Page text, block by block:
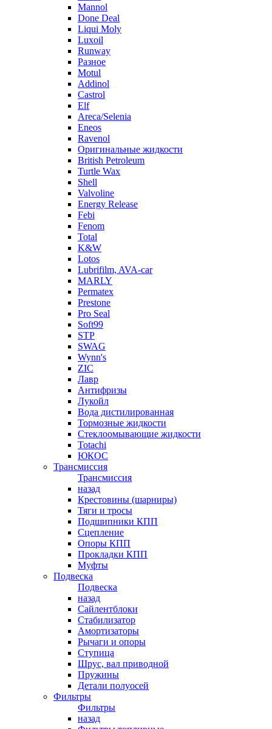
Mannol
Done Deal
Liqui Moly
Luxoil
Runway
Разное
Motul
Addinol
Castrol
Elf
Areca/Selenia
Eneos
Ravenol
Оригинальные жидкости
British Petroleum
Turtle Wax
Shell
Valvoline
Energy Release
Febi
Fenom
Total
K&W
Lotos
Lubrifilm, AVA-car
MARLY
Permatex
Prestone
Pro Seal
Soft99
STP
SWAG
Wynn's
ZIC
Лавр
Антифризы
Лукойл
Вода дистилированная
Тормозные жидкости
Стеклоомывающие жидкости
Totachi
ЮКОС
Трансмиссия
Трансмиссия
назад
Крестовины (шарниры)
Тяги и тросы
Подшипники КПП
Сцепление
Опоры КПП
Прокладки КПП
Муфты
Подвеска
Подвеска
назад
Сайлентблоки
Стабилизатор
Амортизаторы
Рычаги и опоры
Ступица
Шрус, вал приводной
Пружины
Детали полуосей
Фильтры
Фильтры
назад